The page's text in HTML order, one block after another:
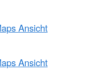
Ansicht
Ansicht